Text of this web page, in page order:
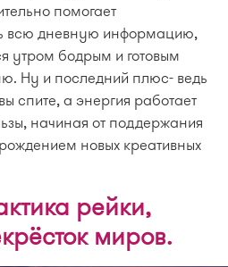
помогает
всю дневную информацию,
утром бодрым и готовым
Ну и последний плюс- ведь
спите, а энергия работает
начиная от поддержания
новых креативных
рейки,
миров.